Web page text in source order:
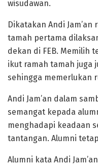
wisudawan.
Dikatakan Andi
tamah pertama
dekan di FEB. Memilih
ikut ramah tamah juga
sehingga memerlukan
Andi Jam’an dalam
semangat kepada
menghadapi keadaan
tantangan. Alumni
Alumni kata Andi